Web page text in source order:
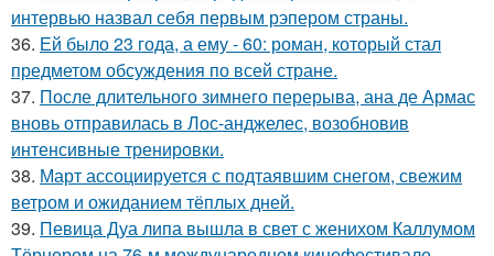
интервью назвал себя первым рэпером страны.
36. Ей было 23 года, а ему - 60: роман, который стал
предметом обсуждения по всей стране.
37. После длительного зимнего перерыва, ана де Армас
вновь отправилась в Лос-анджелес, возобновив
интенсивные тренировки.
38. Март ассоциируется с подтаявшим снегом, свежим
ветром и ожиданием тёплых дней.
39. Певица Дуа липа вышла в свет с женихом Каллумом